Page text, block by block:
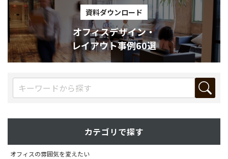
資料ダウンロード
オフィスデザイン・
レイアウト事例60選
カテゴリで探す
オフィスの雰囲気を変えたい